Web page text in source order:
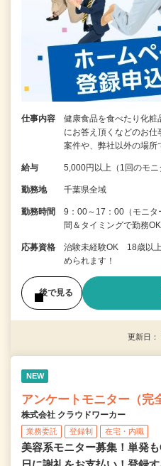
仕事内容
健康食品を食べたり化粧
にお答え頂くなどのお
案件や、弊社以外の場
給与 5,000円以上（1回のモ
勤務地 千葉県全域
勤務時間
9：00～17：00（モニタ
間＆タイミングで勤務
応募資格
治験未経験OK 18歳以
められます！
後で見る
更新日
NEW
アンケートモニター（完
株式会社 クラウドワーカー
業務委託 登録制 在宅・内職
美容系モニター募集！単発